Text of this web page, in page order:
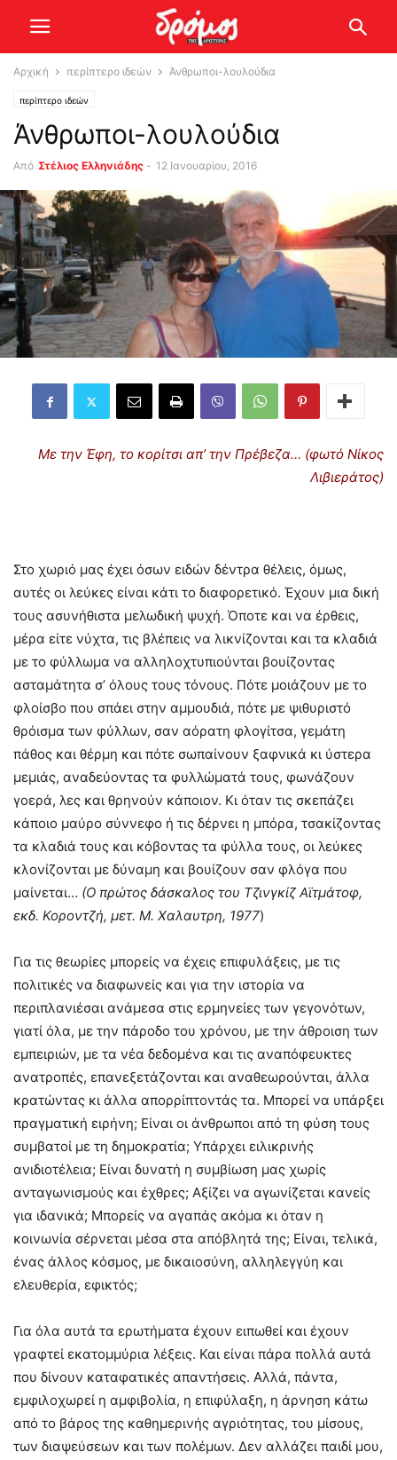
Αρχική περίπτερο ιδεών Άνθρωποι-λουλούδια
περίπτερο ιδεών
Άνθρωποι-λουλούδια
Από Στέλιος Ελληνιάδης - 12 Ιανουαρίου, 2016
Με την Έφη, το κορίτσι απ’ την Πρέβεζα… (φωτό Νίκος
Λιβιεράτος)
Στο χωριό μας έχει όσων ειδών δέντρα θέλεις, όμως,
αυτές οι λεύκες είναι κάτι το διαφορετικό. Έχουν μια δική
τους ασυνήθιστα μελωδική ψυχή. Όποτε και να έρθεις,
μέρα είτε νύχτα, τις βλέπεις να λικνίζονται και τα κλαδιά
με το φύλλωμα να αλληλοχτυπιούνται βουίζοντας
ασταμάτητα σ’ όλους τους τόνους. Πότε μοιάζουν με το
φλοίσβο που σπάει στην αμμουδιά, πότε με ψιθυριστό
θρόισμα των φύλλων, σαν αόρατη φλογίτσα, γεμάτη
πάθος και θέρμη και πότε σωπαίνουν ξαφνικά κι ύστερα
μεμιάς, αναδεύοντας τα φυλλώματά τους, φωνάζουν
γοερά, λες και θρηνούν κάποιον. Κι όταν τις σκεπάζει
κάποιο μαύρο σύννεφο ή τις δέρνει η μπόρα, τσακίζοντας
τα κλαδιά τους και κόβοντας τα φύλλα τους, οι λεύκες
κλονίζονται με δύναμη και βουίζουν σαν φλόγα που
μαίνεται… (Ο πρώτος δάσκαλος του Τζινγκίζ Αϊτμάτοφ,
εκδ. Κοροντζή, μετ. Μ. Χαλαυτρη, 1977)
Για τις θεωρίες μπορείς να έχεις επιφυλάξεις, με τις
πολιτικές να διαφωνείς και για την ιστορία να
περιπλανιέσαι ανάμεσα στις ερμηνείες των γεγονότων,
γιατί όλα, με την πάροδο του χρόνου, με την άθροιση των
εμπειριών, με τα νέα δεδομένα και τις αναπόφευκτες
ανατροπές, επανεξετάζονται και αναθεωρούνται, άλλα
κρατώντας κι άλλα απορρίπτοντάς τα. Μπορεί να υπάρξει
πραγματική ειρήνη; Είναι οι άνθρωποι από τη φύση τους
συμβατοί με τη δημοκρατία; Υπάρχει ειλικρινής
ανιδιοτέλεια; Είναι δυνατή η συμβίωση μας χωρίς
ανταγωνισμούς και έχθρες; Αξίζει να αγωνίζεται κανείς
για ιδανικά; Μπορείς να αγαπάς ακόμα κι όταν η
κοινωνία σέρνεται μέσα στα απόβλητά της; Είναι, τελικά,
ένας άλλος κόσμος, με δικαιοσύνη, αλληλεγγύη και
ελευθερία, εφικτός;
Για όλα αυτά τα ερωτήματα έχουν ειπωθεί και έχουν
γραφτεί εκατομμύρια λέξεις. Και είναι πάρα πολλά αυτά
που δίνουν καταφατικές απαντήσεις. Αλλά, πάντα,
εμφιλοχωρεί η αμφιβολία, η επιφύλαξη, η άρνηση κάτω
από το βάρος της καθημερινής αγριότητας, του μίσους,
των διαψεύσεων και των πολέμων. Δεν αλλάζει παιδί μου,